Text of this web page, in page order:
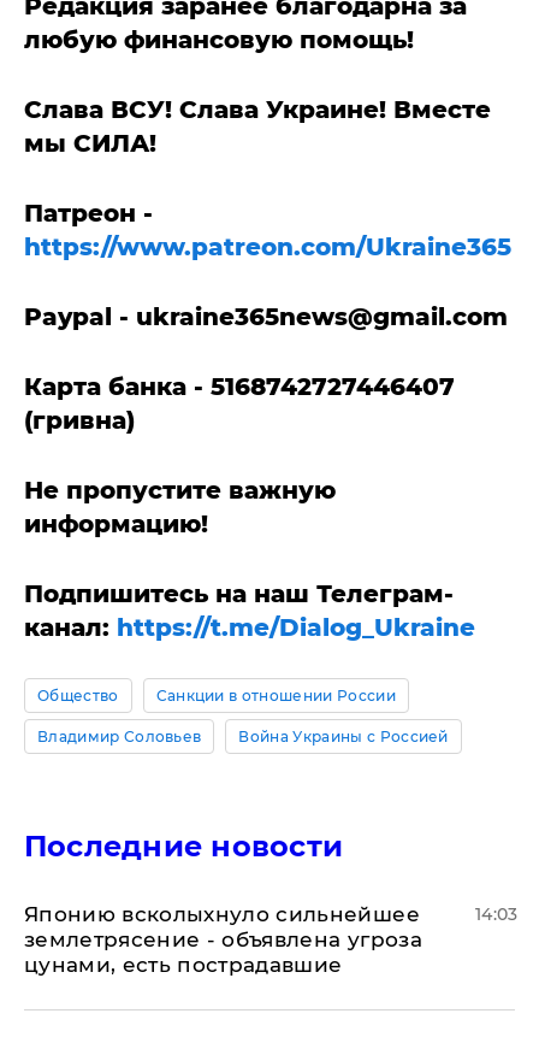
Редакция заранее благодарна за
любую финансовую помощь!
Слава ВСУ! Слава Украине! Вместе
мы СИЛА!
Патреон -
https://www.patreon.com/Ukraine365
Paypal - ukraine365news@gmail.com
Карта банка - 5168742727446407
(гривна)
Не пропустите важную
информацию!
Подпишитесь на наш Телеграм-
канал: https://t.me/Dialog_Ukraine
Общество Санкции в отношении России
Владимир Соловьев Война Украины с Россией
Последние новости
Японию всколыхнуло сильнейшее
землетрясение - объявлена угроза
цунами, есть пострадавшие
14:03